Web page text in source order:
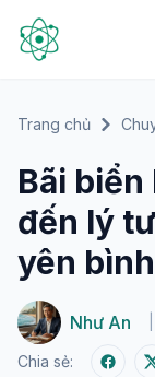
Trang chủ
Bãi
đến lý
yên bình
Như An
Chia sẻ: